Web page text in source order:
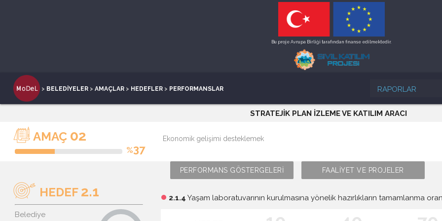
Bu proje Avrupa Birliği tarafından finanse edilmektedir.
> BELEDİYELER > AMAÇLAR > HEDEFLER > PERFORMANSLAR RAPORLAR
STRATEJİK PLAN İZLEME VE KATILIM ARACI
AMAÇ 02
%37
Ekonomik gelişimi desteklemek
PERFORMANS GÖSTERGELERİ FAALİYET VE PROJELER
HEDEF 2.1
Belediye
brightness_1 2.1.4 Yaşam laboratuvarının kurulmasına yönelik hazırlıkların tamamlanma